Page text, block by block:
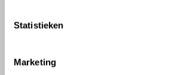
Statistieken
Marketing
Ons Huismerk: Goeie®